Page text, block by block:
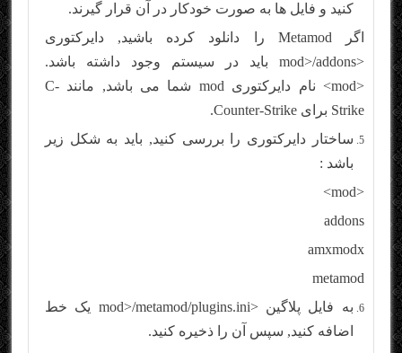
کنید و فایل ها به صورت خودکار در آن قرار گیرند.
اگر Metamod را دانلود کرده باشید, دایرکتوری
<mod>/addons باید در سیستم وجود داشته باشد.
<mod> نام دایرکتوری mod شما می باشد, مانند C-
Strike برای Counter-Strike.
ساختار دایرکتوری را بررسی کنید, باید به شکل زیر
باشد :
<mod>
addons
amxmodx
metamod
به فایل پلاگین <mod>/metamod/plugins.ini یک خط
اضافه کنید, سپس آن را ذخیره کنید.